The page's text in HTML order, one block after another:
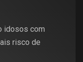
idosos com
risco de